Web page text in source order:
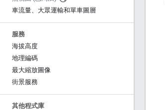
車流量、大眾運輸和單車圖層
服務
海拔高度
地理編碼
最大縮放圖像
街景服務
其他程式庫